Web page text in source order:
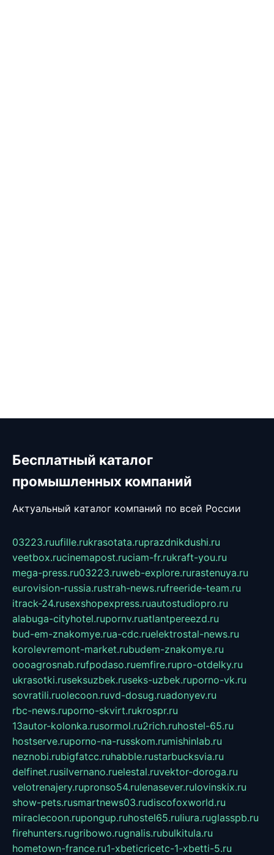
Бесплатный каталог
промышленных компаний
Актуальный каталог компаний по всей России
03223.ruufille.rukrasotata.ruprazdnikdushi.ru
veetbox.rucinemapost.ruciam-fr.rukraft-you.ru
mega-press.ru03223.ruweb-explore.rurastenuya.ru
eurovision-russia.rustrah-news.rufreeride-team.ru
itrack-24.rusexshopexpress.ruautostudiopro.ru
alabuga-cityhotel.rupornv.ruatlantpereezd.ru
bud-em-znakomye.rua-cdc.ruelektrostal-news.ru
korolevremont-market.rubudem-znakomye.ru
oooagrosnab.rufpodaso.ruemfire.rupro-otdelky.ru
ukrasotki.ruseksuzbek.ruseks-uzbek.ruporno-vk.ru
sovratili.ruolecoon.ruvd-dosug.ruadonyev.ru
rbc-news.ruporno-skvirt.rukrospr.ru
13autor-kolonka.rusormol.ru2rich.ruhostel-65.ru
hostserve.ruporno-na-russkom.rumishinlab.ru
neznobi.rubigfatcc.ruhabble.rustarbucksvia.ru
delfinet.rusilvernano.ruelestal.ruvektor-doroga.ru
velotrenajery.rupronso54.rulenasever.rulovinskix.ru
show-pets.rusmartnews03.rudiscofoxworld.ru
miraclecoon.rupongup.ruhostel65.ruliura.ruglasspb.ru
firehunters.rugribowo.rugnalis.rubulkitula.ru
hometown-france.ru1-xbeticricetc-1-xbetti-5.ru